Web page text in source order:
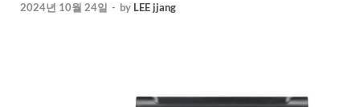
2024년 10월 24일 - by LEE jjang